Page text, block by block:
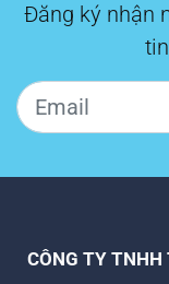
Đăng ký nhận
CÔNG TY TNHH